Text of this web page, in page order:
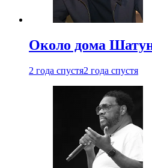
Около дома
2 года спустя2 года спустя